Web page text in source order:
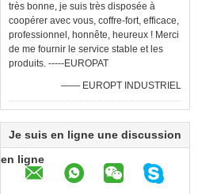
très bonne, je suis très disposée à
coopérer avec vous, coffre-fort, efficace,
professionnel, honnête, heureux ! Merci
de me fournir le service stable et les
produits. -----EUROPAT
—— EUROPT INDUSTRIEL
Je suis en ligne une discussion
en ligne